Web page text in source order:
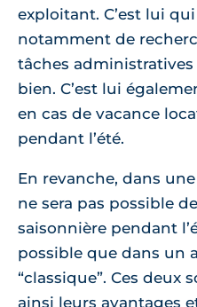
exploitant. C’est lui qui
notamment de
tâches administratives
bien. C’est lui
en cas de vacance
pendant l’été.
En revanche, dans
ne sera pas possible
saisonnière pendant
possible que dans un
“classique”. Ces deux
ainsi leurs avantages